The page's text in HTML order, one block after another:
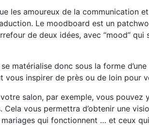
les amoureux de la communication
Le moodboard est un
de deux idées, avec “mood” qui
matérialise donc sous la forme
vous inspirer de près ou de loin pour
salon, par exemple, vous
vous permettra d’obtenir une
qui fonctionnent … et ceux